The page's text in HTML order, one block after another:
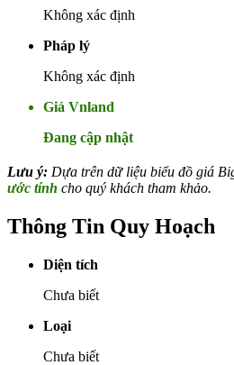
Không xác định
Pháp lý
Không xác định
Giá Vnland
Đang cập nhật
Lưu ý: Dựa trên dữ liệu biểu đồ giá
ước tính cho quý khách tham khảo.
Thông Tin Quy Hoạch
Diện tích
Chưa biết
Loại
Chưa biết